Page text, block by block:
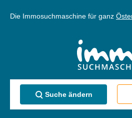
Die Immosuchmaschine für ganz
Suche ändern